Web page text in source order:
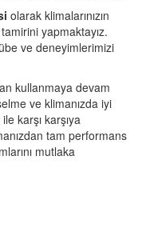
olarak klimalarınızın
yapmaktayız.
ve deneyimlerimizi
kullanmaya devam
ve klimanızda iyi
karşı karşıya
tam performans
mutlaka